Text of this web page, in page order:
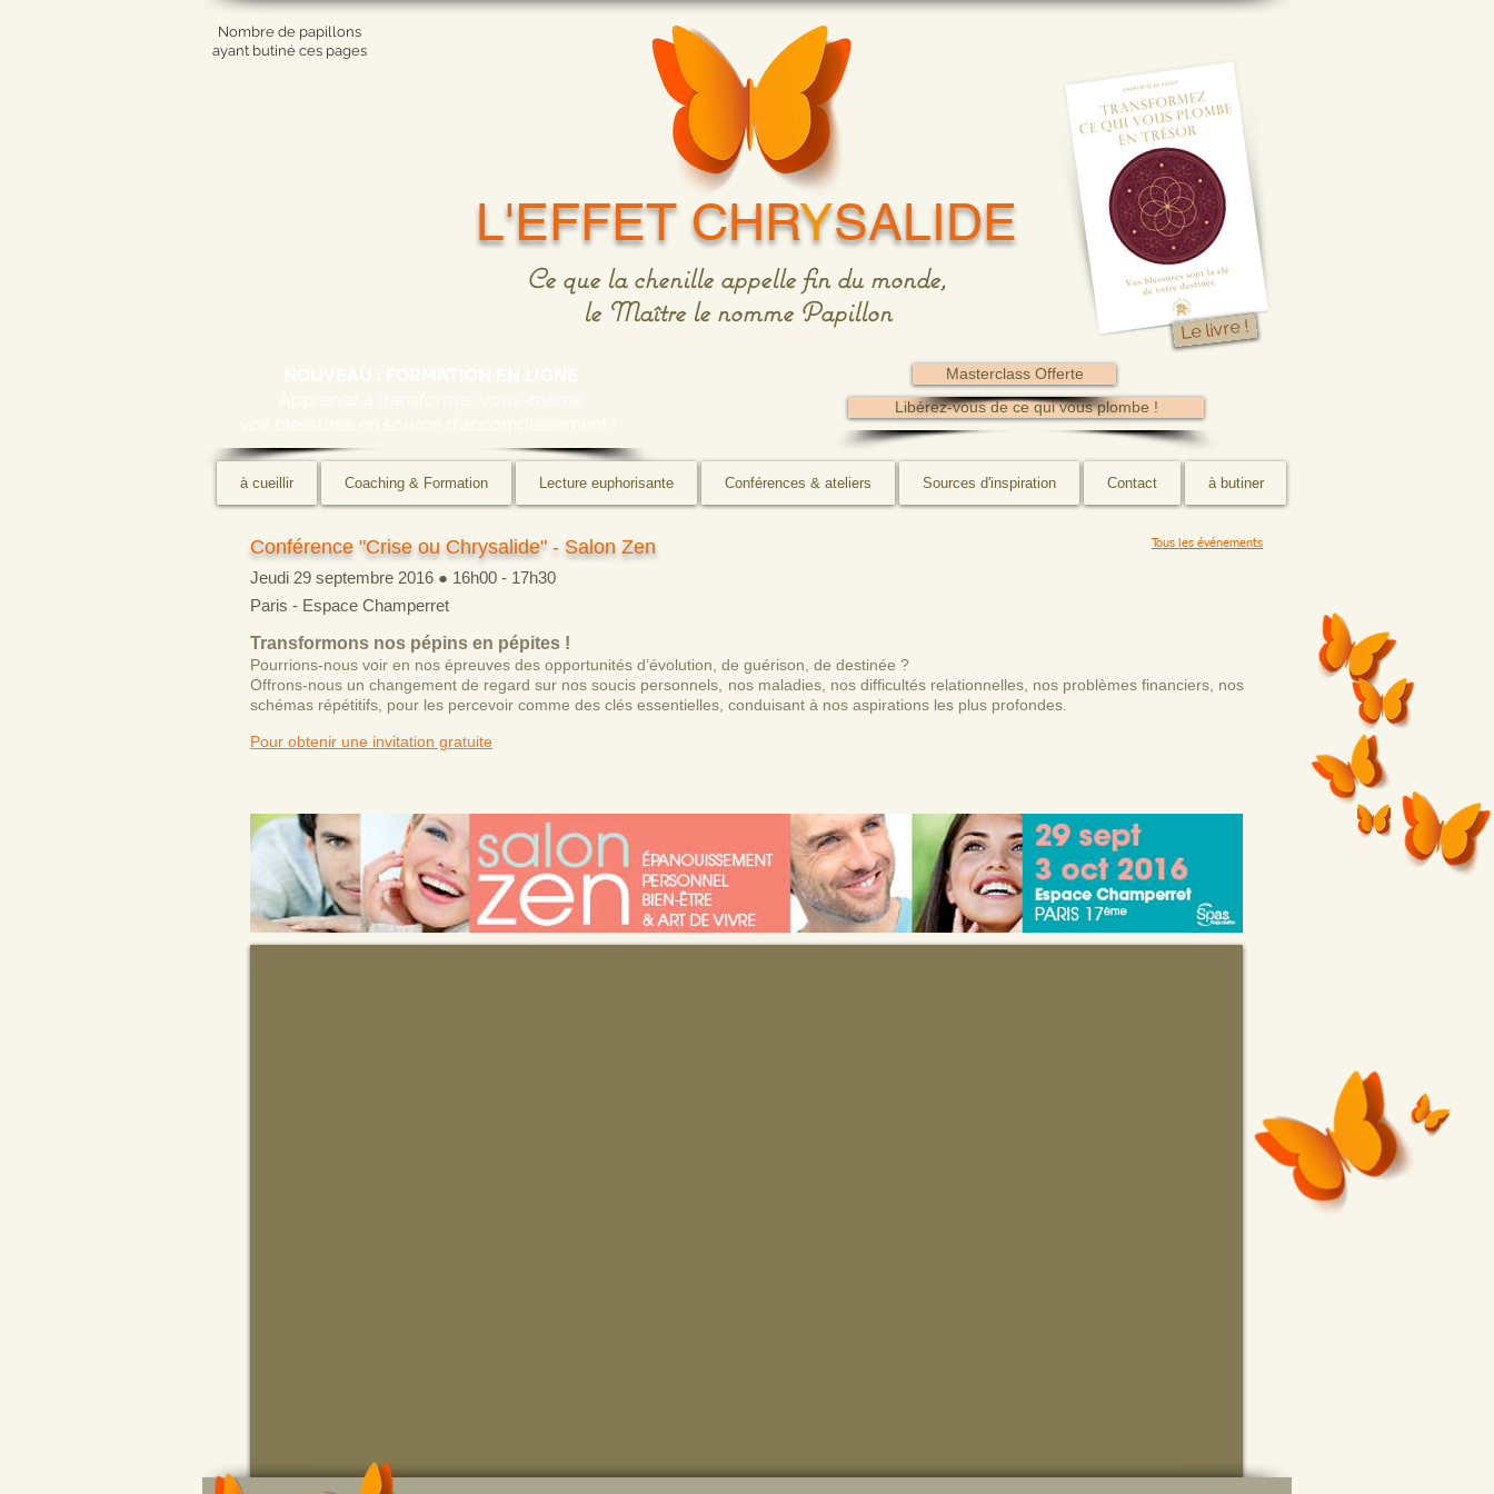
L'EFFET CHRYSALIDE
Nombre de papillons
ayant butiné ces pages
Ce que la chenille appelle fin du monde,
le Maître le nomme Papillon
Le livre !
Libérez-vous de ce qui vous plombe !
Masterclass Offerte
à cueillir Coaching & Formation Lecture euphorisante Conférences & ateliers Sources d'inspiration Contact à butiner
Conférence "Crise ou Chrysalide" - Salon Zen
Jeudi 29 septembre 2016 ● 16h00 - 17h30
Paris - Espace Champerret
Transformons nos pépins en pépites !
Pourrions-nous voir en nos épreuves des opportunités d’évolution, de guérison, de destinée ?
Offrons-nous un changement de regard sur nos soucis personnels, nos maladies, nos difficultés relationnelles, nos problèmes financiers, nos
schémas répétitifs, pour les percevoir comme des clés essentielles, conduisant à nos aspirations les plus profondes.
Pour obtenir une invitation gratuite
Tous les événements